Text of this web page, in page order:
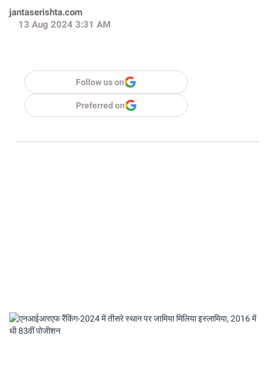
jantaserishta.com
13 Aug 2024 3:31 AM
Follow us on
Preferred on